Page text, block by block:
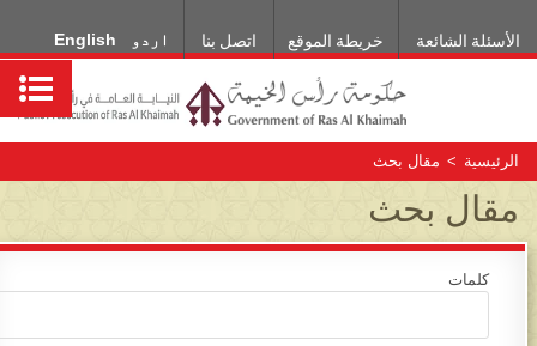
اردو English اتصل بنا خريطة الموقع الأسئلة الشائعة
الرئيسية > مقال بحث
مقال بحث
كلمات